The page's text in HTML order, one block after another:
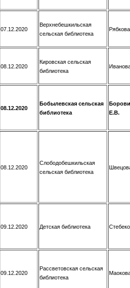
07.12.2020
Верхнебешкильская
сельская библиотека
08.12.2020
Кировская сельская
библиотека
08.12.2020
Бобылевская сельская
библиотека
Е.В.
08.12.2020
Слободобешкильская
сельская библиотека
09.12.2020 Детская библиотека
09.12.2020
Рассветовская сельская
библиотека